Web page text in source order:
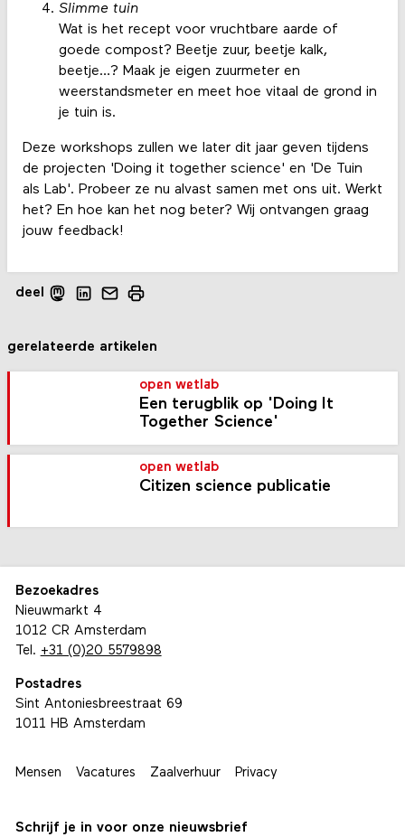
Slimme tuin
Wat is het recept voor vruchtbare aarde of
goede compost? Beetje zuur, beetje kalk,
beetje…? Maak je eigen zuurmeter en
weerstandsmeter en meet hoe vitaal de grond in
je tuin is.
Deze workshops zullen we later dit jaar geven tijdens
de projecten 'Doing it together science' en 'De Tuin
als Lab'. Probeer ze nu alvast samen met ons uit. Werkt
het? En hoe kan het nog beter? Wij ontvangen graag
jouw feedback!
deel
gerelateerde artikelen
open wetlab
Een terugblik op 'Doing It
Together Science'
open wetlab
Citizen science publicatie
Bezoekadres
Nieuwmarkt 4
1012 CR Amsterdam
Tel. +31 (0)20 5579898
Postadres
Sint Antoniesbreestraat 69
1011 HB Amsterdam
Mensen Vacatures Zaalverhuur Privacy
Schrijf je in voor onze nieuwsbrief